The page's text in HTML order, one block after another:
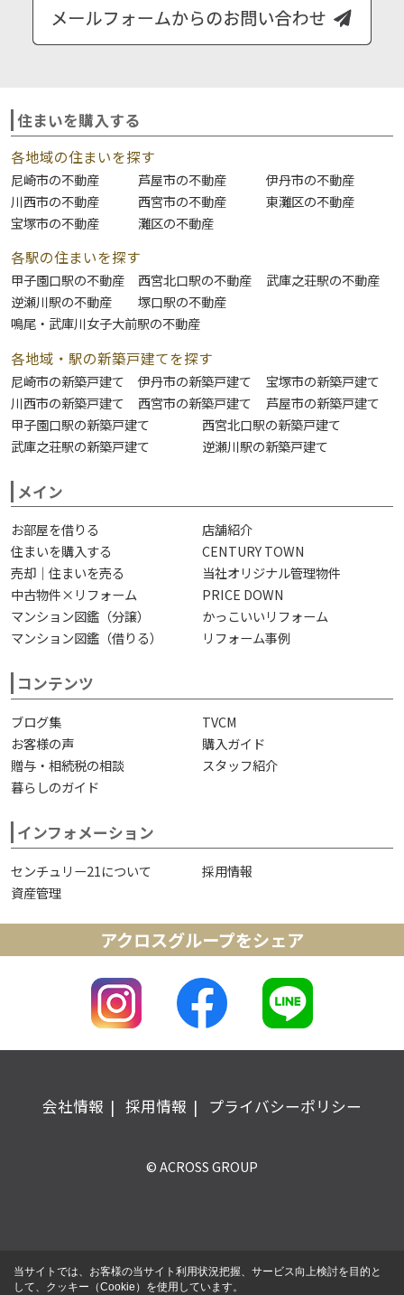
住まいを購入する
各地域の住まいを探す
尼崎市の不動産 芦屋市の不動産
伊丹市の不動産
川西市の不動産
西宮市の不動産
東灘区の不動産
宝塚市の不動産
灘区の不動産
各駅の住まいを探す
甲子園口駅の不動産 西宮北口駅の不動産
武庫之荘駅の不動産
逆瀬川駅の不動産
塚口駅の不動産
鳴尾・武庫川女子大前駅の不動産
各地域・駅の新築戸建てを探す
尼崎市の新築戸建て 伊丹市の新築戸建て
宝塚市の新築戸建て
川西市の新築戸建て
西宮市の新築戸建て
芦屋市の新築戸建て
甲子園口駅の新築戸建て
西宮北口駅の新築戸建て
武庫之荘駅の新築戸建て
逆瀬川駅の新築戸建て
メイン
お部屋を借りる
店舗紹介
住まいを購入する
CENTURY TOWN
売却｜住まいを売る
当社オリジナル管理物件
中古物件×リフォーム
PRICE DOWN
マンション図鑑（分譲）
かっこいいリフォーム
マンション図鑑（借りる）
リフォーム事例
コンテンツ
ブログ集
TVCM
お客様の声
購入ガイド
贈与・相続税の相談
スタッフ紹介
暮らしのガイド
インフォメーション
センチュリー21について
採用情報
資産管理
アクロスグループをシェア
会社情報 採用情報 プライバシーポリシー
© ACROSS GROUP
当サイトでは、お客様の当サイト利用状況把握、サービス向上検討を目的と
して、クッキー（Cookie）を使用しています。